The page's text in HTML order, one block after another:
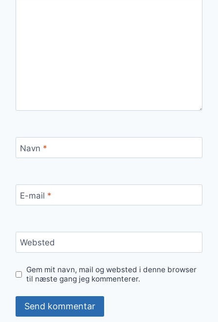
Navn *
E-mail *
Websted
Gem mit navn, mail og websted i denne browser
til næste gang jeg kommenterer.